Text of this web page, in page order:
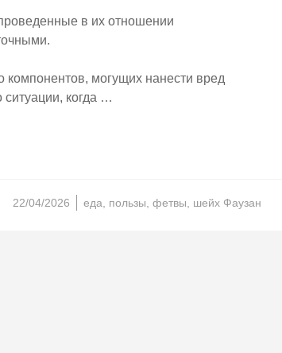
в их отношении
компонентов, могущих нанести вред
ситуации, когда …
еда пользы фетвы шейх Фаузан
22/04/2026